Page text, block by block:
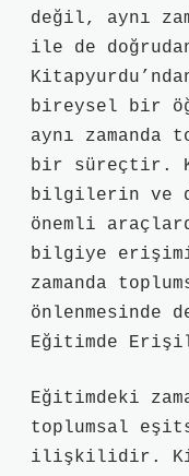
değil, aynı
ile de
bireysel bir
aynı zamanda
bir süreçtir.
bilgilerin ve
önemli
bilgiye
zamanda
önlenmesinde
Eğitimde
Eğitimdeki
toplumsal
ilişkilidir.